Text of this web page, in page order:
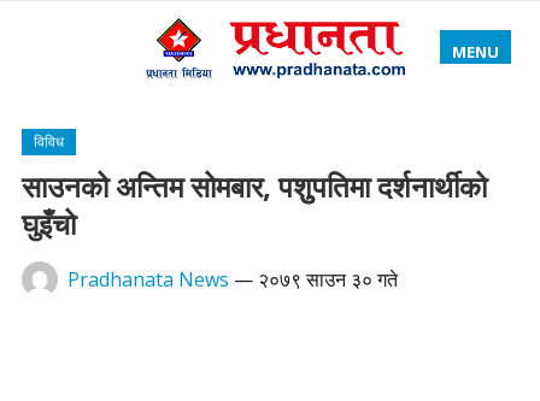
MENU
विविध
साउनको अन्तिम सोमबार, पशुुपतिमा दर्शनार्थीको
घुइँचो
Pradhanata News — २०७९ साउन ३० गते